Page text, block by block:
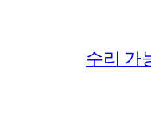
수리 가